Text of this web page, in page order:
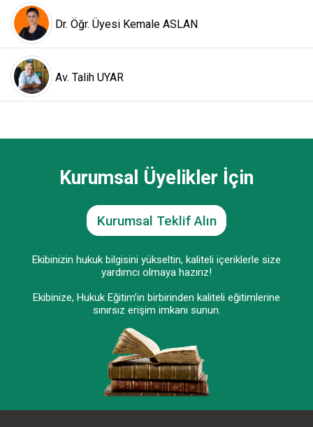
Dr. Öğr. Üyesi Kemale ASLAN
Av. Talih UYAR
Kurumsal Üyelikler İçin
Kurumsal Teklif Alın
Ekibinizin hukuk bilgisini yükseltin, kaliteli içeriklerle size
yardımcı olmaya hazırız!
Ekibinize, Hukuk Eğitim’in birbirinden kaliteli eğitimlerine
sınırsız erişim imkanı sunun.